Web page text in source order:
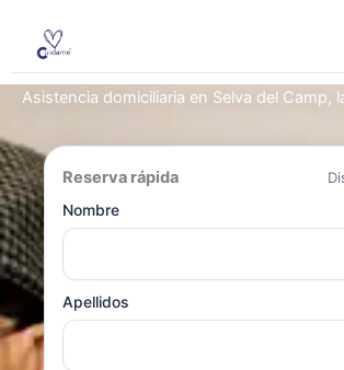
contenido
Asistencia domiciliaria en Selva del Camp,
Reserva rápida
Nombre
Apellidos